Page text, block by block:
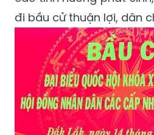
đi bầu cử thuận lợi, dân